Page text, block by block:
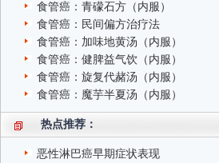
食管癌：青礞石方（内服）
食管癌：民间偏方治疗法
食管癌：加味地黄汤（内服）
食管癌：健脾益气饮（内服）
食管癌：旋复代赭汤（内服）
食管癌：魔芋半夏汤（内服）
热点推荐：
恶性淋巴癌早期症状表现